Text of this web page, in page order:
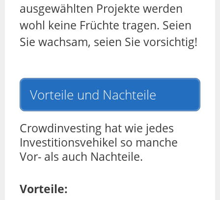
ausgewählten Projekte werden
wohl keine Früchte tragen. Seien
Sie wachsam, seien Sie vorsichtig!
Vorteile und Nachteile
Crowdinvesting hat wie jedes
Investitionsvehikel so manche
Vor- als auch Nachteile.
Vorteile: